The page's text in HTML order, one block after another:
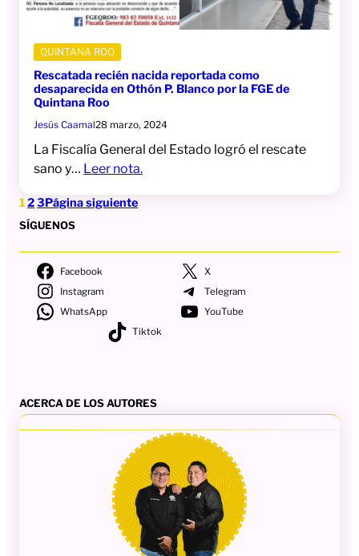
QUINTANA ROO
Rescatada recién nacida reportada como
desaparecida en Othón P. Blanco por la FGE de
Quintana Roo
Jesús Caamal28 marzo, 2024
La Fiscalía General del Estado logró el rescate
sano y… Leer nota.
123Página siguiente
SÍGUENOS
Facebook
X
Instagram
Telegram
WhatsApp
YouTube
Tiktok
ACERCA DE LOS AUTORES